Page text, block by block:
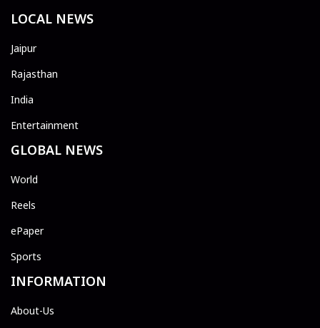
LOCAL NEWS
Jaipur
Rajasthan
India
Entertainment
GLOBAL NEWS
World
Reels
ePaper
Sports
INFORMATION
About-Us